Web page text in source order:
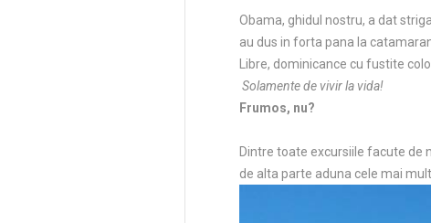
Obama, ghidul nostru, a dat
au dus in forta pana la
Libre, dominicance cu fustite
Solamente de vivir la vida!
Frumos, nu?
Dintre toate excursiile facute de
de alta parte aduna cele mai